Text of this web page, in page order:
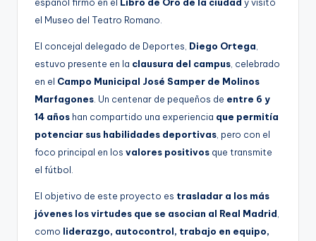
el Museo del Teatro Romano.
El concejal delegado de Deportes, Diego Ortega
estuvo presente en la clausura del campus , celebrado
en el Campo Municipal José Samper de Molinos
Marfagones . Un centenar de pequeños de entre 6 y
14 años han compartido una experiencia que permitía
potenciar sus habilidades deportivas , pero con el
foco principal en los valores positivos que transmite
el fútbol.
El objetivo de este proyecto es trasladar a los más
jóvenes los virtudes que se asocian al Real Madrid
como liderazgo, autocontrol, trabajo en equipo,